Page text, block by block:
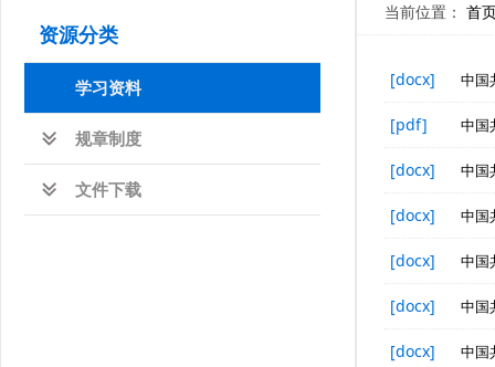
资源分类
学习资料
规章制度
文件下载
当前位置： 首
[docx] 中国
[pdf] 中国
[docx] 中国
[docx] 中国
[docx] 中国
[docx] 中国
[docx] 中国